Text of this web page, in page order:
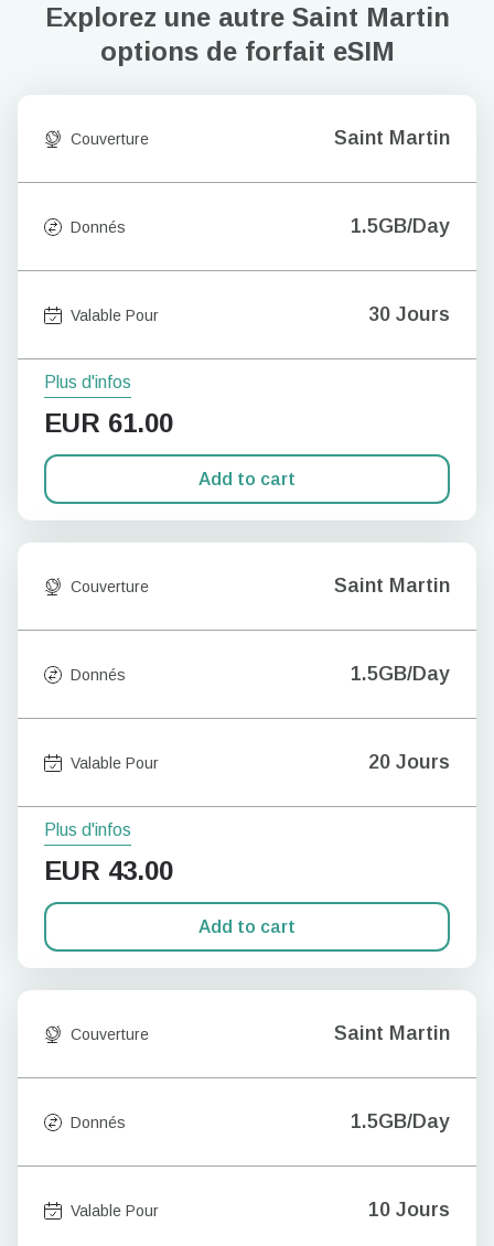
Explorez une autre Saint Martin
options de forfait eSIM
Couverture Saint Martin
Donnés 1.5GB/Day
Valable Pour 30 Jours
Plus d'infos
EUR 61.00
Add to cart
Couverture Saint Martin
Donnés 1.5GB/Day
Valable Pour 20 Jours
Plus d'infos
EUR 43.00
Add to cart
Couverture Saint Martin
Donnés 1.5GB/Day
Valable Pour 10 Jours